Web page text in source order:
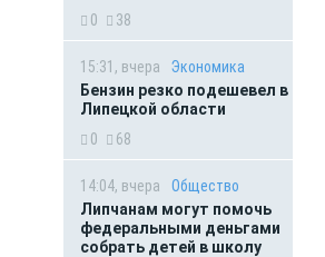
0
38
15:31, вчера
Экономика
Бензин резко подешевел в
Липецкой области
0
68
14:04, вчера
Общество
Липчанам могут помочь
федеральными деньгами
собрать детей в школу